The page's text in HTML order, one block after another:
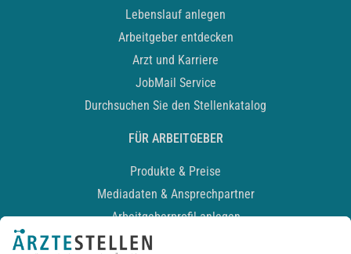
Lebenslauf anlegen
Arbeitgeber entdecken
Arzt und Karriere
JobMail Service
Durchsuchen Sie den Stellenkatalog
FÜR ARBEITGEBER
Produkte & Preise
Mediadaten & Ansprechpartner
Arbeitgeberprofil anlegen
Recruiting-Podcast